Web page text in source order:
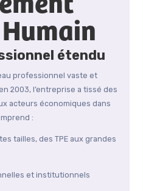
étendu
professionnel vaste et
2003, l’entreprise a tissé des
acteurs économiques dans
:
tailles, des TPE aux grandes
et institutionnels